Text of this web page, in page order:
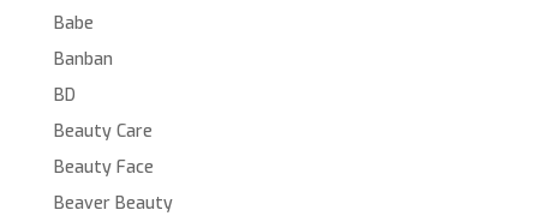
Babe
Banban
BD
Beauty Care
Beauty Face
Beaver Beauty